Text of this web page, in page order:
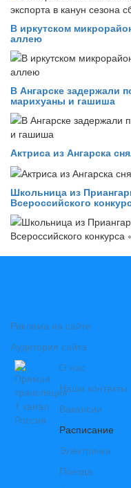
В иркутском
аллею
В Ангарске задержали
марихуаны и гашиша
Актриса из Ангарска
Школьница из
Всероссийского
Реклама на сайте
Аудитория сайта
О нас
Наши контакты
Вакансии
Расписание
Электрички
Поезда